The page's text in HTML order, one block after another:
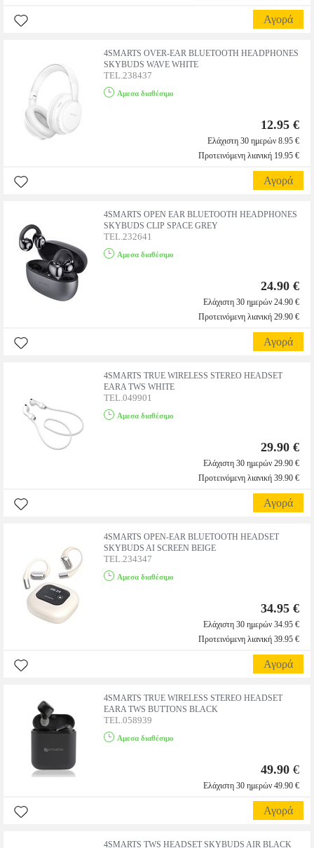
Αγορά
4SMARTS OVER-EAR BLUETOOTH HEADPHONES
SKYBUDS WAVE WHITE
TEL.238437
Αμεσα διαθέσιμο
12.95 €
Ελάχιστη 30 ημερών 8.95 €
Προτεινόμενη λιανική 19.95 €
Αγορά
4SMARTS OPEN EAR BLUETOOTH HEADPHONES
SKYBUDS CLIP SPACE GREY
TEL.232641
Αμεσα διαθέσιμο
24.90 €
Ελάχιστη 30 ημερών 24.90 €
Προτεινόμενη λιανική 29.90 €
Αγορά
4SMARTS TRUE WIRELESS STEREO HEADSET
EARA TWS WHITE
TEL.049901
Αμεσα διαθέσιμο
29.90 €
Ελάχιστη 30 ημερών 29.90 €
Προτεινόμενη λιανική 39.90 €
Αγορά
4SMARTS OPEN-EAR BLUETOOTH HEADSET
SKYBUDS AI SCREEN BEIGE
TEL.234347
Αμεσα διαθέσιμο
34.95 €
Ελάχιστη 30 ημερών 34.95 €
Προτεινόμενη λιανική 39.95 €
Αγορά
4SMARTS TRUE WIRELESS STEREO HEADSET
EARA TWS BUTTONS BLACK
TEL.058939
Αμεσα διαθέσιμο
49.90 €
Ελάχιστη 30 ημερών 49.90 €
Αγορά
4SMARTS TWS HEADSET SKYBUDS AIR BLACK